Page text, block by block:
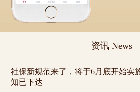
资讯 News
社保新规范来了，将于6月底开始实
知已下达